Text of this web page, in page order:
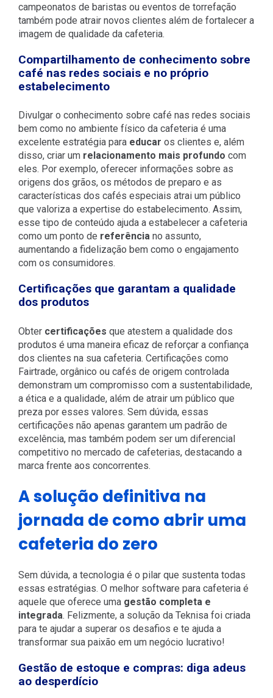
campeonatos de baristas ou eventos de torrefação
também pode atrair novos clientes além de fortalecer a
imagem de qualidade da cafeteria.
Compartilhamento de conhecimento sobre
café nas redes sociais e no próprio
estabelecimento
Divulgar o conhecimento sobre café nas redes sociais
bem como no ambiente físico da cafeteria é uma
excelente estratégia para educar os clientes e, além
disso, criar um relacionamento mais profundo com
eles. Por exemplo, oferecer informações sobre as
origens dos grãos, os métodos de preparo e as
características dos cafés especiais atrai um público
que valoriza a expertise do estabelecimento. Assim,
esse tipo de conteúdo ajuda a estabelecer a cafeteria
como um ponto de referência no assunto,
aumentando a fidelização bem como o engajamento
com os consumidores.
Certificações que garantam a qualidade
dos produtos
Obter certificações que atestem a qualidade dos
produtos é uma maneira eficaz de reforçar a confiança
dos clientes na sua cafeteria. Certificações como
Fairtrade, orgânico ou cafés de origem controlada
demonstram um compromisso com a sustentabilidade,
a ética e a qualidade, além de atrair um público que
preza por esses valores. Sem dúvida, essas
certificações não apenas garantem um padrão de
excelência, mas também podem ser um diferencial
competitivo no mercado de cafeterias, destacando a
marca frente aos concorrentes.
A solução definitiva na
jornada de como abrir uma
cafeteria do zero
Sem dúvida, a tecnologia é o pilar que sustenta todas
essas estratégias. O melhor software para cafeteria é
aquele que oferece uma gestão completa e
integrada. Felizmente, a solução da Teknisa foi criada
para te ajudar a superar os desafios e te ajuda a
transformar sua paixão em um negócio lucrativo!
Gestão de estoque e compras: diga adeus
ao desperdício